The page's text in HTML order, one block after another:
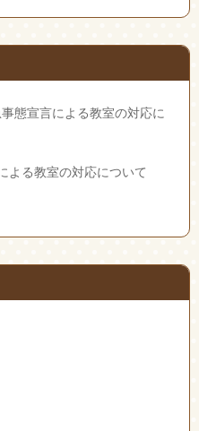
態宣言による教室の対応に
よる教室の対応について